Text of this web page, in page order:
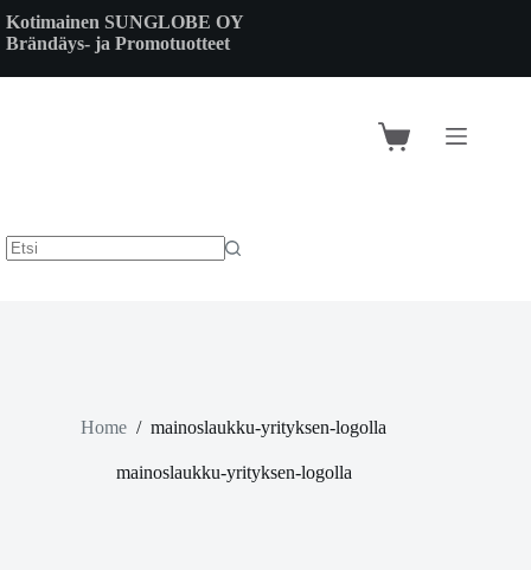
to
content
Kotimainen SUNGLOBE OY
Brändäys- ja Promotuotteet
Shopping
Home / mainoslaukku-yrityksen-logolla
mainoslaukku-yrityksen-logolla